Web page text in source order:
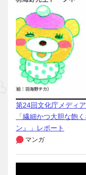
第24回文化庁メディ
「繊細かつ大胆な飽
ン』」レポート
マンガ